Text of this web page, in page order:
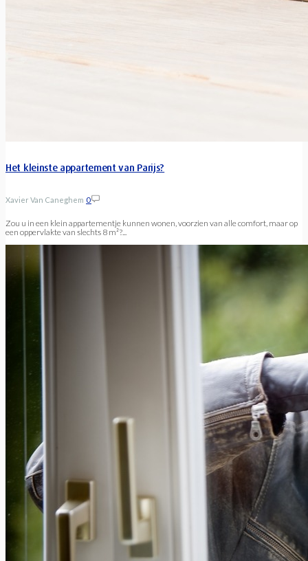
Het kleinste appartement van Parijs?
Xavier Van Caneghem 0
Zou u in een klein appartementje kunnen wonen, voorzien van alle comfort, maar op
een oppervlakte van slechts 8 m²?...